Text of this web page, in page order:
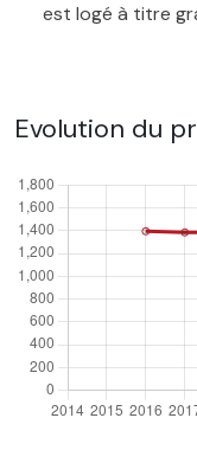
est logé à titre
Evolution du